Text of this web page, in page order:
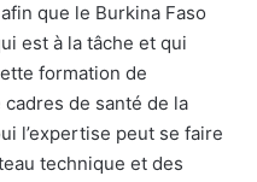
que le Burkina Faso
est à la tâche et qui
formation de
de santé de la
l’expertise peut se faire
technique et des